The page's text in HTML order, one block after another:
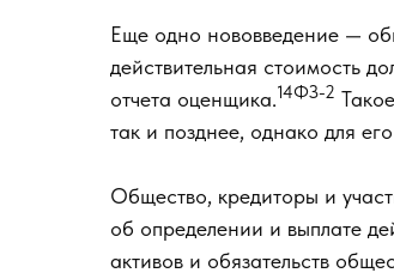
Еще одно нововведение —
действительная стоимость
отчета оценщика.14ФЗ-2
так и позднее, однако для
Общество, кредиторы и
об определении и выплате
активов и обязательств